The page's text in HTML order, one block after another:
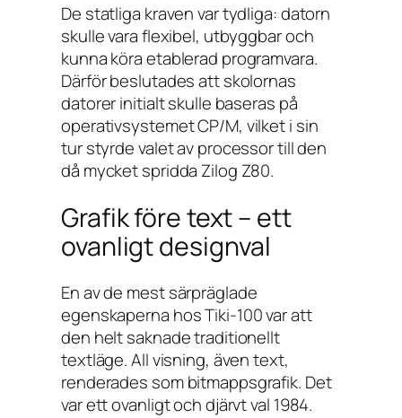
De statliga kraven var tydliga: datorn
skulle vara flexibel, utbyggbar och
kunna köra etablerad programvara.
Därför beslutades att skolornas
datorer initialt skulle baseras på
operativsystemet CP/M, vilket i sin
tur styrde valet av processor till den
då mycket spridda Zilog Z80.
Grafik före text – ett
ovanligt designval
En av de mest särpräglade
egenskaperna hos Tiki-100 var att
den helt saknade traditionellt
textläge. All visning, även text,
renderades som bitmappsgrafik. Det
var ett ovanligt och djärvt val 1984.